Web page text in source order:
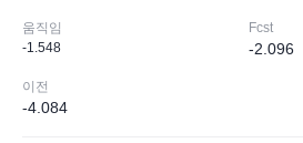
움직임
-1.548
Fcst
-2.096
이전
-4.084